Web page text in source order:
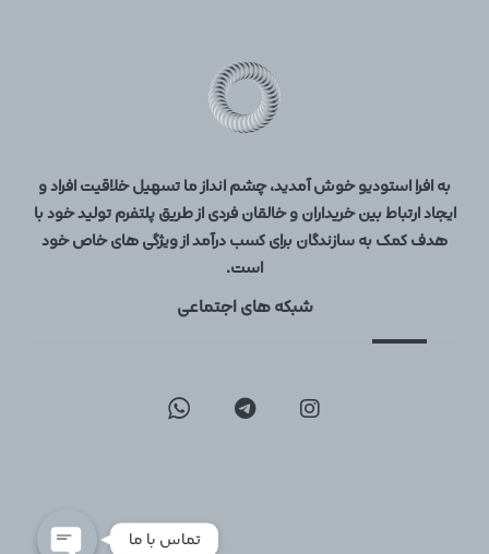
به افرا استودیو خوش آمدید، چشم انداز ما تسهیل خلاقیت افراد و
ایجاد ارتباط بین خریداران و خالقان فردی از طریق پلتفرم تولید خود با
هدف کمک به سازندگان برای کسب درآمد از ویژگی های خاص خود
است.
شبکه های اجتماعی
تماس با ما